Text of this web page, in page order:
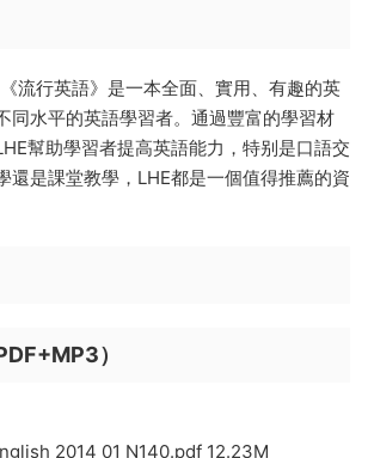
流行英語》是一本全面、實用、有趣的英
同水平的英語學習者。通過豐富的學習材
幫助學習者提高英語能力，特别是口語交
還是課堂教學，LHE都是一個值得推薦的資
）
2014 01 N140.pdf 12.23M